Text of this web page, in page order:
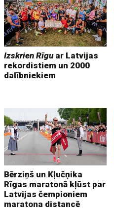
Izskrien Rīguar Latvijas
rekordistiem un 2000
dalībniekiem
Bērziņš un Kļučņika
Rīgas maratonā kļūst par
Latvijas čempioniem
maratona distancē